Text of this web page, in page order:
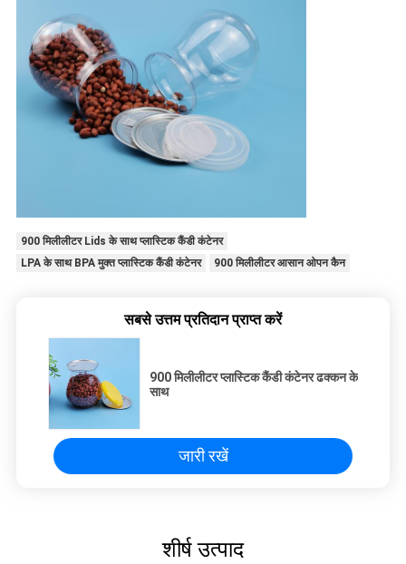
900 मिलीलीटर Lids के साथ प्लास्टिक कैंडी कंटेनर
LPA के साथ BPA मुक्त प्लास्टिक कैंडी कंटेनर
900 मिलीलीटर आसान ओपन कैन
सबसे उत्तम प्रतिदान प्राप्त करें
900 मिलीलीटर प्लास्टिक कैंडी कंटेनर ढक्कन के
साथ
जारी रखें
शीर्ष उत्पाद